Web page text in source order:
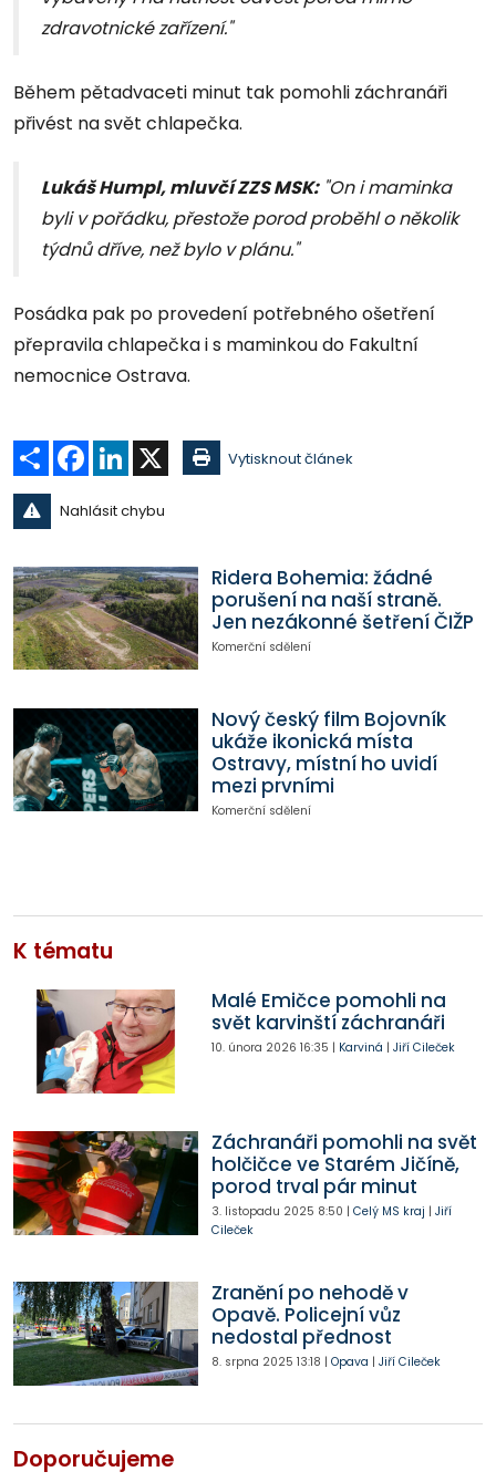
zdravotnické zařízení."
Během pětadvaceti minut tak pomohli záchranáři
přivést na svět chlapečka.
Lukáš Humpl, mluvčí ZZS MSK:"On i maminka
byli v pořádku, přestože porod proběhl o několik
týdnů dříve, než bylo v plánu."
Posádka pak po provedení potřebného ošetření
přepravila chlapečka i s maminkou do Fakultní
nemocnice Ostrava.
Sdílet Facebook
LinkedIn Vytisknout článek
Nahlásit chybu
Ridera Bohemia: žádné
porušení na naší straně.
Jen nezákonné šetření ČIŽP
Komerční sdělení
Nový český film Bojovník
ukáže ikonická místa
Ostravy, místní ho uvidí
mezi prvními
Komerční sdělení
K tématu
Malé Emičce pomohli na
svět karvinští záchranáři
10. února 2026 16:35 | Karviná | Jiří Cileček
Záchranáři pomohli na svět
holčičce ve Starém Jičíně,
porod trval pár minut
3. listopadu 2025 8:50 | Celý MS kraj | Jiří
Cileček
Zranění po nehodě v
Opavě. Policejní vůz
nedostal přednost
8. srpna 2025 13:18 | Opava | Jiří Cileček
Doporučujeme